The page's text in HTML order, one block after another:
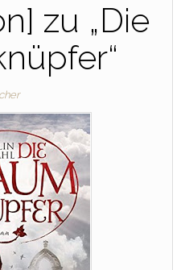
zu „Die